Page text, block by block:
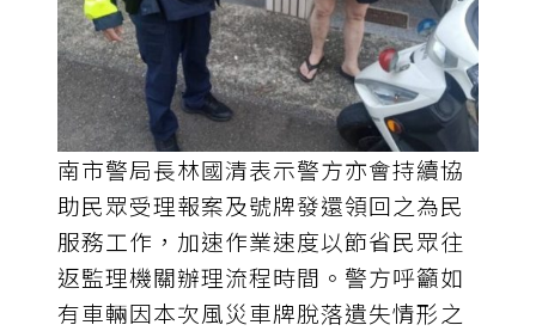
南市警局長林國清表示警方亦會持續協
助民眾受理報案及號牌發還領回之為民
服務工作，加速作業速度以節省民眾往
返監理機關辦理流程時間。警方呼籲如
有車輛因本次風災車牌脫落遺失情形之